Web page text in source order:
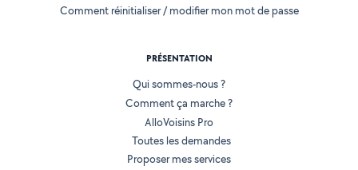
Comment réinitialiser / modifier mon mot de passe
PRÉSENTATION
Qui sommes-nous ?
Comment ça marche ?
AlloVoisins Pro
Toutes les demandes
Proposer mes services